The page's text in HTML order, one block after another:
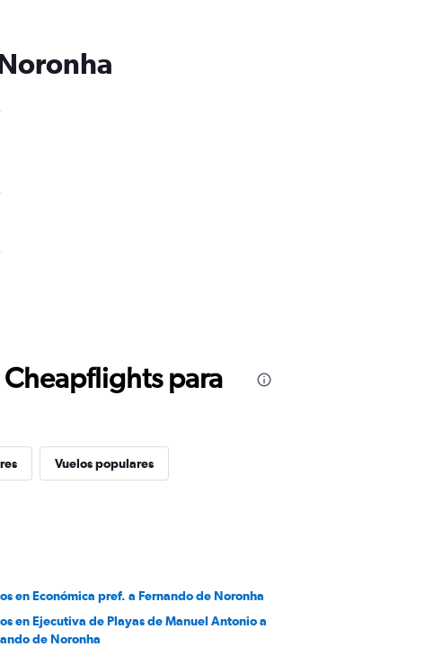
para
Vuelos populares
en Económica pref. a Fernando de Noronha
en Ejecutiva de Playas de Manuel Antonio a
de Noronha